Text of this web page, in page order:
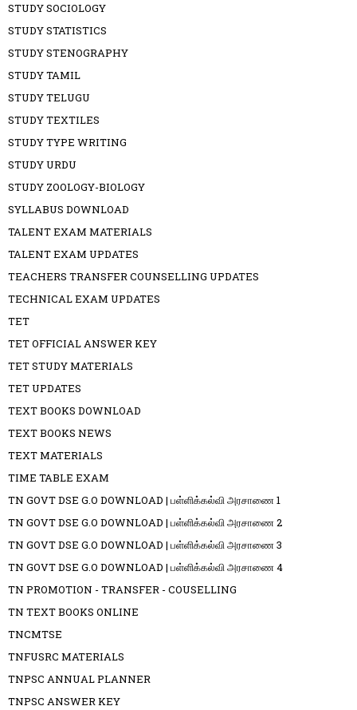
STUDY SOCIOLOGY
STUDY STATISTICS
STUDY STENOGRAPHY
STUDY TAMIL
STUDY TELUGU
STUDY TEXTILES
STUDY TYPE WRITING
STUDY URDU
STUDY ZOOLOGY-BIOLOGY
SYLLABUS DOWNLOAD
TALENT EXAM MATERIALS
TALENT EXAM UPDATES
TEACHERS TRANSFER COUNSELLING UPDATES
TECHNICAL EXAM UPDATES
TET
TET OFFICIAL ANSWER KEY
TET STUDY MATERIALS
TET UPDATES
TEXT BOOKS DOWNLOAD
TEXT BOOKS NEWS
TEXT MATERIALS
TIME TABLE EXAM
TN GOVT DSE G.O DOWNLOAD | பள்ளிக்கல்வி அரசாணை 1
TN GOVT DSE G.O DOWNLOAD | பள்ளிக்கல்வி அரசாணை 2
TN GOVT DSE G.O DOWNLOAD | பள்ளிக்கல்வி அரசாணை 3
TN GOVT DSE G.O DOWNLOAD | பள்ளிக்கல்வி அரசாணை 4
TN PROMOTION - TRANSFER - COUSELLING
TN TEXT BOOKS ONLINE
TNCMTSE
TNFUSRC MATERIALS
TNPSC ANNUAL PLANNER
TNPSC ANSWER KEY